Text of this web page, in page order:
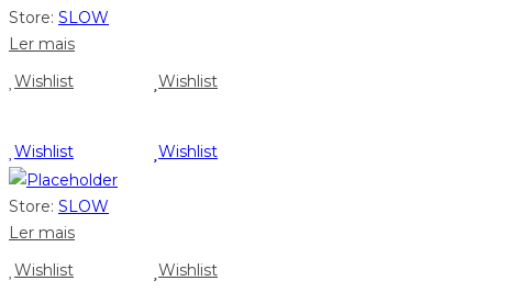
Store: SLOW
Ler mais
Wishlist
Wishlist
Wishlist
Wishlist
Store: SLOW
Ler mais
Wishlist
Wishlist